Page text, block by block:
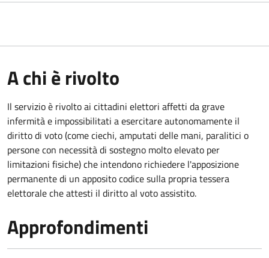
A chi è rivolto
Il servizio è rivolto ai cittadini elettori affetti da grave
infermità e impossibilitati a esercitare autonomamente il
diritto di voto (come ciechi, amputati delle mani, paralitici o
persone con necessità di sostegno molto elevato per
limitazioni fisiche) che intendono richiedere l'apposizione
permanente di un apposito codice sulla propria tessera
elettorale che attesti il diritto al voto assistito.
Approfondimenti